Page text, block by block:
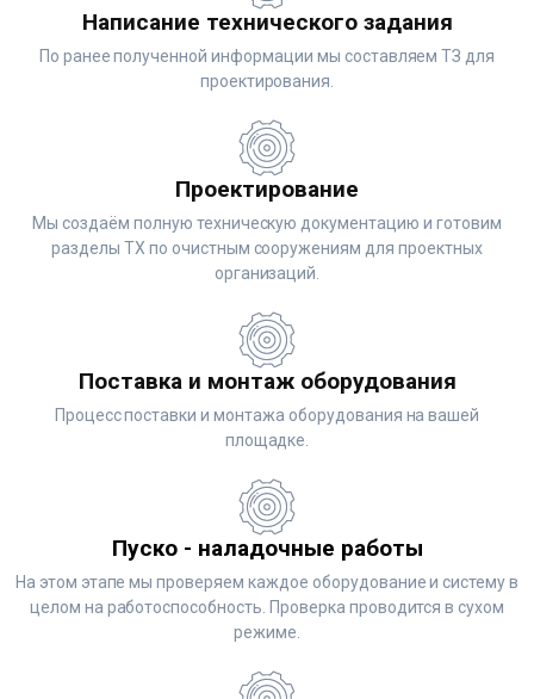
Написание технического задания
По ранее полученной информации мы составляем ТЗ для
проектирования.
Проектирование
Мы создаём полную техническую документацию и готовим
разделы ТХ по очистным сооружениям для проектных
организаций.
Поставка и монтаж оборудования
Процесс поставки и монтажа оборудования на вашей
площадке.
Пуско - наладочные работы
На этом этапе мы проверяем каждое оборудование и систему в
целом на работоспособность. Проверка проводится в сухом
режиме.